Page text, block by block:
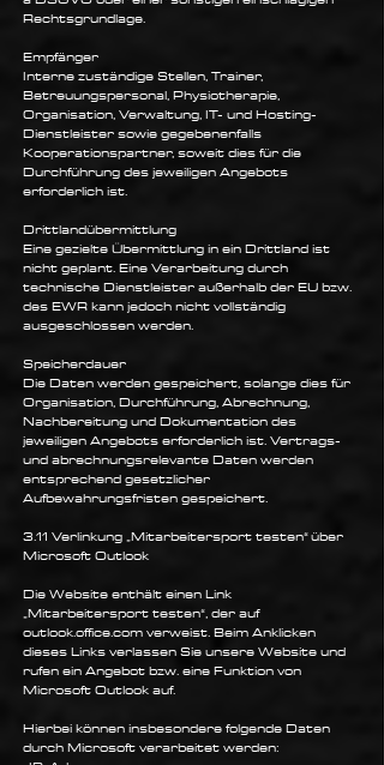
Rechtsgrundlage.
Empfänger
Interne zuständige Stellen, Trainer,
Betreuungspersonal, Physiotherapie,
Organisation, Verwaltung, IT- und Hosting-
Dienstleister sowie gegebenenfalls
Kooperationspartner, soweit dies für die
Durchführung des jeweiligen Angebots
erforderlich ist.
Drittlandübermittlung
Eine gezielte Übermittlung in ein Drittland ist
nicht geplant. Eine Verarbeitung durch
technische Dienstleister außerhalb der EU bzw.
des EWR kann jedoch nicht vollständig
ausgeschlossen werden.
Speicherdauer
Die Daten werden gespeichert, solange dies für
Organisation, Durchführung, Abrechnung,
Nachbereitung und Dokumentation des
jeweiligen Angebots erforderlich ist. Vertrags-
und abrechnungsrelevante Daten werden
entsprechend gesetzlicher
Aufbewahrungsfristen gespeichert.
3.11 Verlinkung „Mitarbeitersport testen“ über
Microsoft Outlook
Die Website enthält einen Link
„Mitarbeitersport testen“, der auf
outlook.office.com verweist. Beim Anklicken
dieses Links verlassen Sie unsere Website und
rufen ein Angebot bzw. eine Funktion von
Microsoft Outlook auf.
Hierbei können insbesondere folgende Daten
durch Microsoft verarbeitet werden: